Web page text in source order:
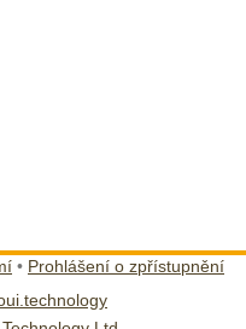
• Prohlášení o zpřístupnění